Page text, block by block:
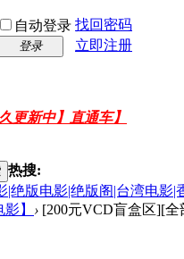
自动登录 找回密码
登录
立即注册
更新中】直通车】
热搜:
|绝版电影|绝版阁|台湾电
】 › [200元VCD盲盒区][